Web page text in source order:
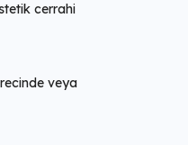
cerrahi
veya